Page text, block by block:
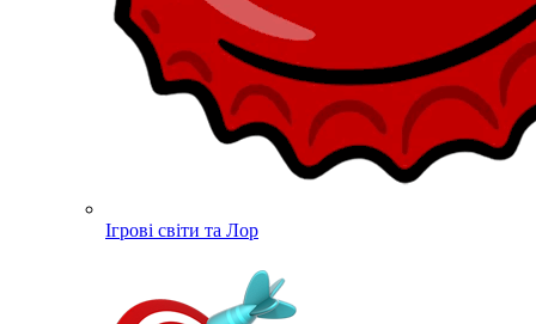
Ігрові світи та Лор